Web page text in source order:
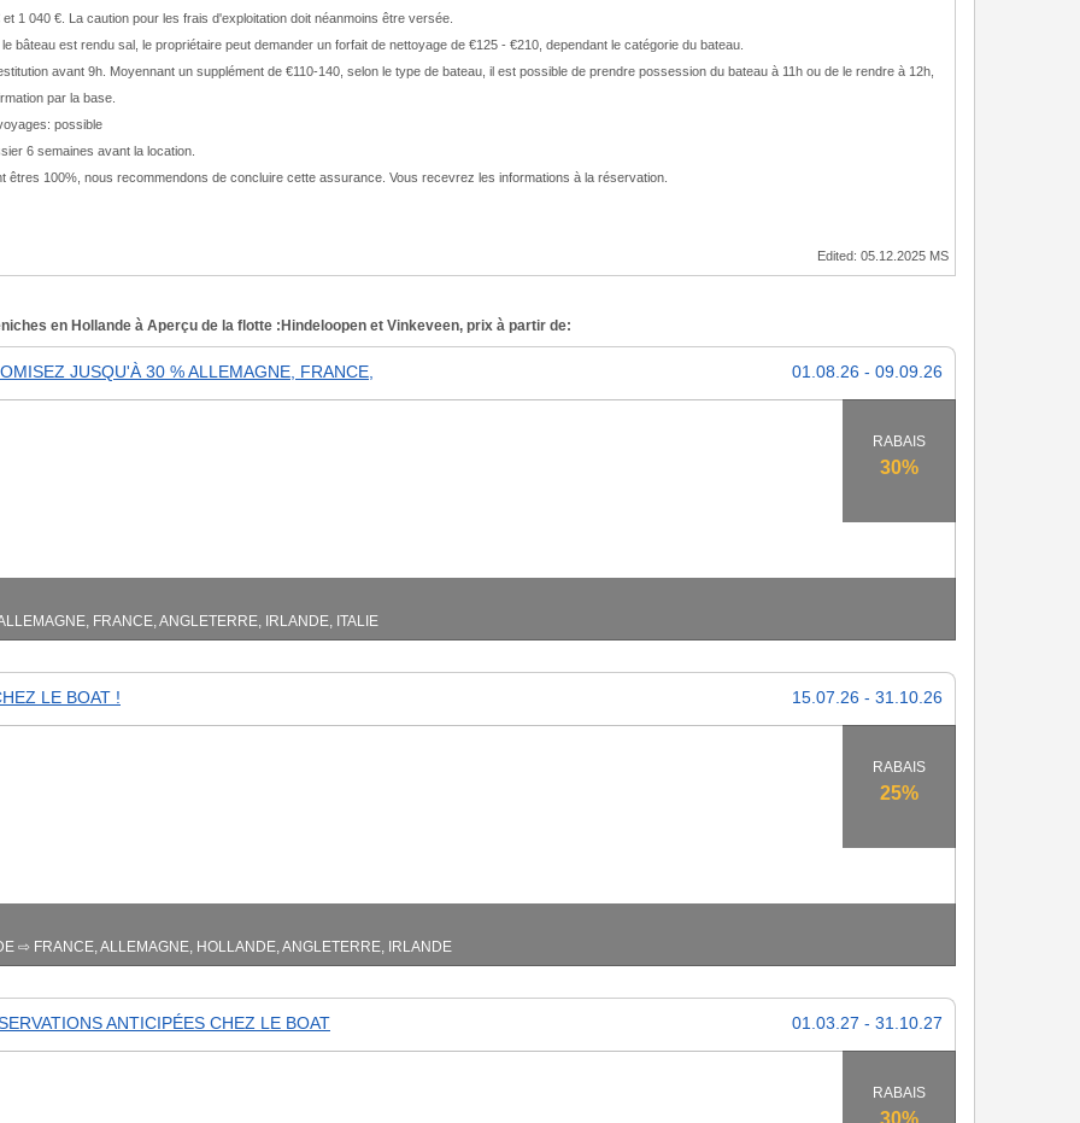
1 040 €. La caution pour les frais d'exploitation doit néanmoins être versée.
bâteau est rendu sal, le propriétaire peut demander un forfait de nettoyage de €125 - €210, dependant le catégorie du bateau.
avant 9h. Moyennant un supplément de €110-140, selon le type de bateau, il est possible de prendre possession du bateau à 11h ou de le rendre à 12h,
par la base.
possible
6 semaines avant la location.
êtres 100%, nous recommendons de concluire cette assurance. Vous recevrez les informations à la réservation.
Edited: 05.12.2025 MS
en Hollande à Aperçu de la flotte :Hindeloopen et Vinkeveen, prix à partir de:
JUSQU'À 30 % ALLEMAGNE, FRANCE, 01.08.26 - 09.09.26
RABAIS
30%
FRANCE, ANGLETERRE, IRLANDE, ITALIE
LE BOAT ! 15.07.26 - 31.10.26
RABAIS
25%
⇨ FRANCE, ALLEMAGNE, HOLLANDE, ANGLETERRE, IRLANDE
ANTICIPÉES CHEZ LE BOAT 01.03.27 - 31.10.27
RABAIS
30%